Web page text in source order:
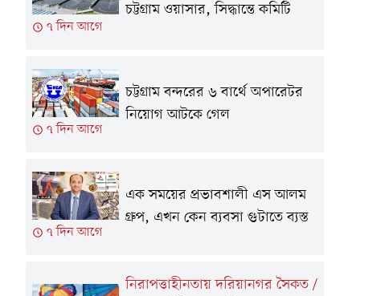
৭ দিন আগে
চট্টগ্রাম ওয়াসার, সিদ্ধান্তে কমিটি
৭ দিন আগে
চট্টগ্রাম বন্দরের ৬ বার্থে অপারেটর
নিয়োগ আটকে গেল
৭ দিন আগে
এক সময়ের প্রভাবশালী এস আলম
গ্রুপ, এখন কেন ব্যবসা গুটাতে ব্যস্ত
নিরাপত্তাহীনতায় দরিয়ানগর সৈকত/